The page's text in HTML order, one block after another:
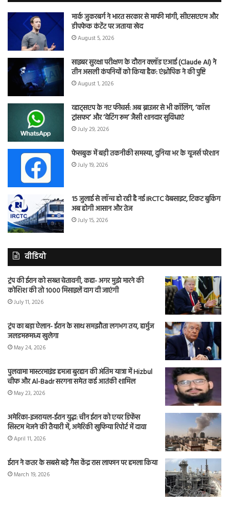
मार्क जुकरबर्ग ने भारत सरकार से माफी मांगी, सीएसएएम और
डीपफेक कंटेंट पर जताया खेद
August 5, 2026
साइबर सुरक्षा परीक्षण के दौरान क्लॉड एआई (Claude AI) ने
तीन असली कंपनियों को किया हैक: एंथ्रोपिक ने की पुष्टि
August 1, 2026
व्हाट्सएप के नए फीचर्स: अब ब्राउजर से भी कॉलिंग, ‘कॉल
ट्रांसफर’ और ‘वेटिंग रूम’ जैसी शानदार सुविधाएं
July 29, 2026
फेसबुक में बड़ी तकनीकी समस्या, दुनिया भर के यूजर्स परेशान
July 19, 2026
15 जुलाई से लॉन्च हो रही है नई IRCTC वेबसाइट, टिकट बुकिंग
अब होगी आसान और तेज
July 15, 2026
वीडियो
ट्रंप की ईरान को सख्त चेतावनी, कहा- अगर मुझे मारने की
कोशिश की तो 1000 मिसाइलें दाग दी जाएंगी
July 11, 2026
ट्रंप का बड़ा ऐलान- ईरान के साथ समझौता लगभग तय, हार्मुज
जलडमरूमध्य खुलेगा
May 24, 2026
पुलवामा मास्टरमाइंड हमजा बुरहान की अंतिम यात्रा में Hizbul
चीफ और Al-Badr सरगना समेत कई आतंकी शामिल
May 23, 2026
अमेरिका-इजरायल-ईरान युद्ध: चीन ईरान को एयर डिफेंस
सिस्टम भेजने की तैयारी में, अमेरिकी खुफिया रिपोर्ट में दावा
April 11, 2026
ईरान ने कतर के सबसे बड़े गैस केंद्र रास लाफान पर हमला किया
March 19, 2026